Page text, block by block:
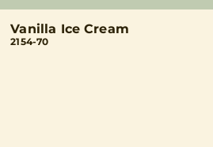
Vanilla Ice Cream
2154-70